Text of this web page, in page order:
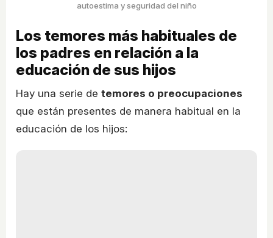
autoestima y seguridad del niño
Los temores más habituales de
los padres en relación a la
educación de sus hijos
Hay una serie de temores o preocupaciones
que están presentes de manera habitual en la
educación de los hijos: